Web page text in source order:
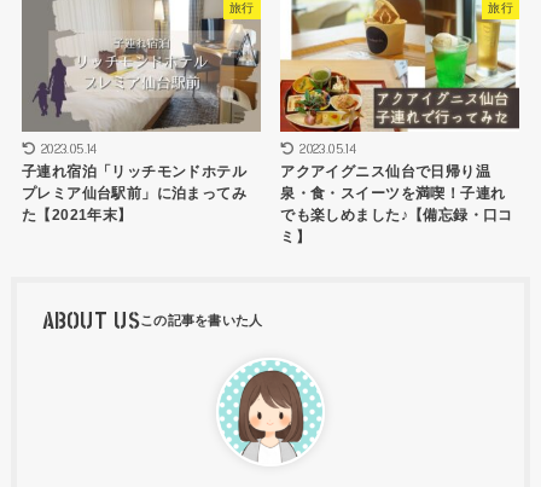
旅行
2023.05.14
子連れ宿泊「リッチモンドホテル
プレミア仙台駅前」に泊まってみ
た【2021年末】
旅行
2023.05.14
アクアイグニス仙台で日帰り温
泉・食・スイーツを満喫！子連れ
でも楽しめました♪【備忘録・口コ
ミ】
ABOUT US